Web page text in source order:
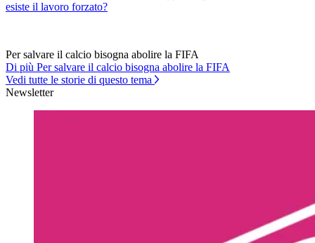
esiste il lavoro forzato?
Per salvare il calcio bisogna abolire la FIFA
Di più Per salvare il calcio bisogna abolire la FIFA
Vedi tutte le storie di questo tema
Newsletter